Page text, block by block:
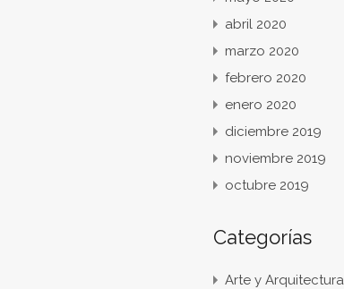
abril 2020
marzo 2020
febrero 2020
enero 2020
diciembre 2019
noviembre 2019
octubre 2019
Categorías
Arte y Arquitectura